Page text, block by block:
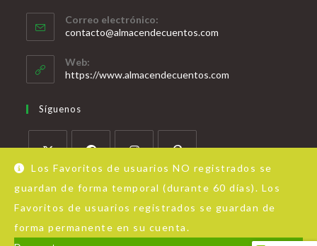
Los Favoritos de usuarios NO registrados se
guardan de forma temporal (durante 60 días). Los
Favoritos de usuarios registrados se guardan de
forma permanente en su cuenta.
Correo electrónico:
contacto@almacendecuentos.com
Web:
https://www.almacendecuentos.com
Síguenos
Acerca de Almacén de Cuentos Aviso Legal